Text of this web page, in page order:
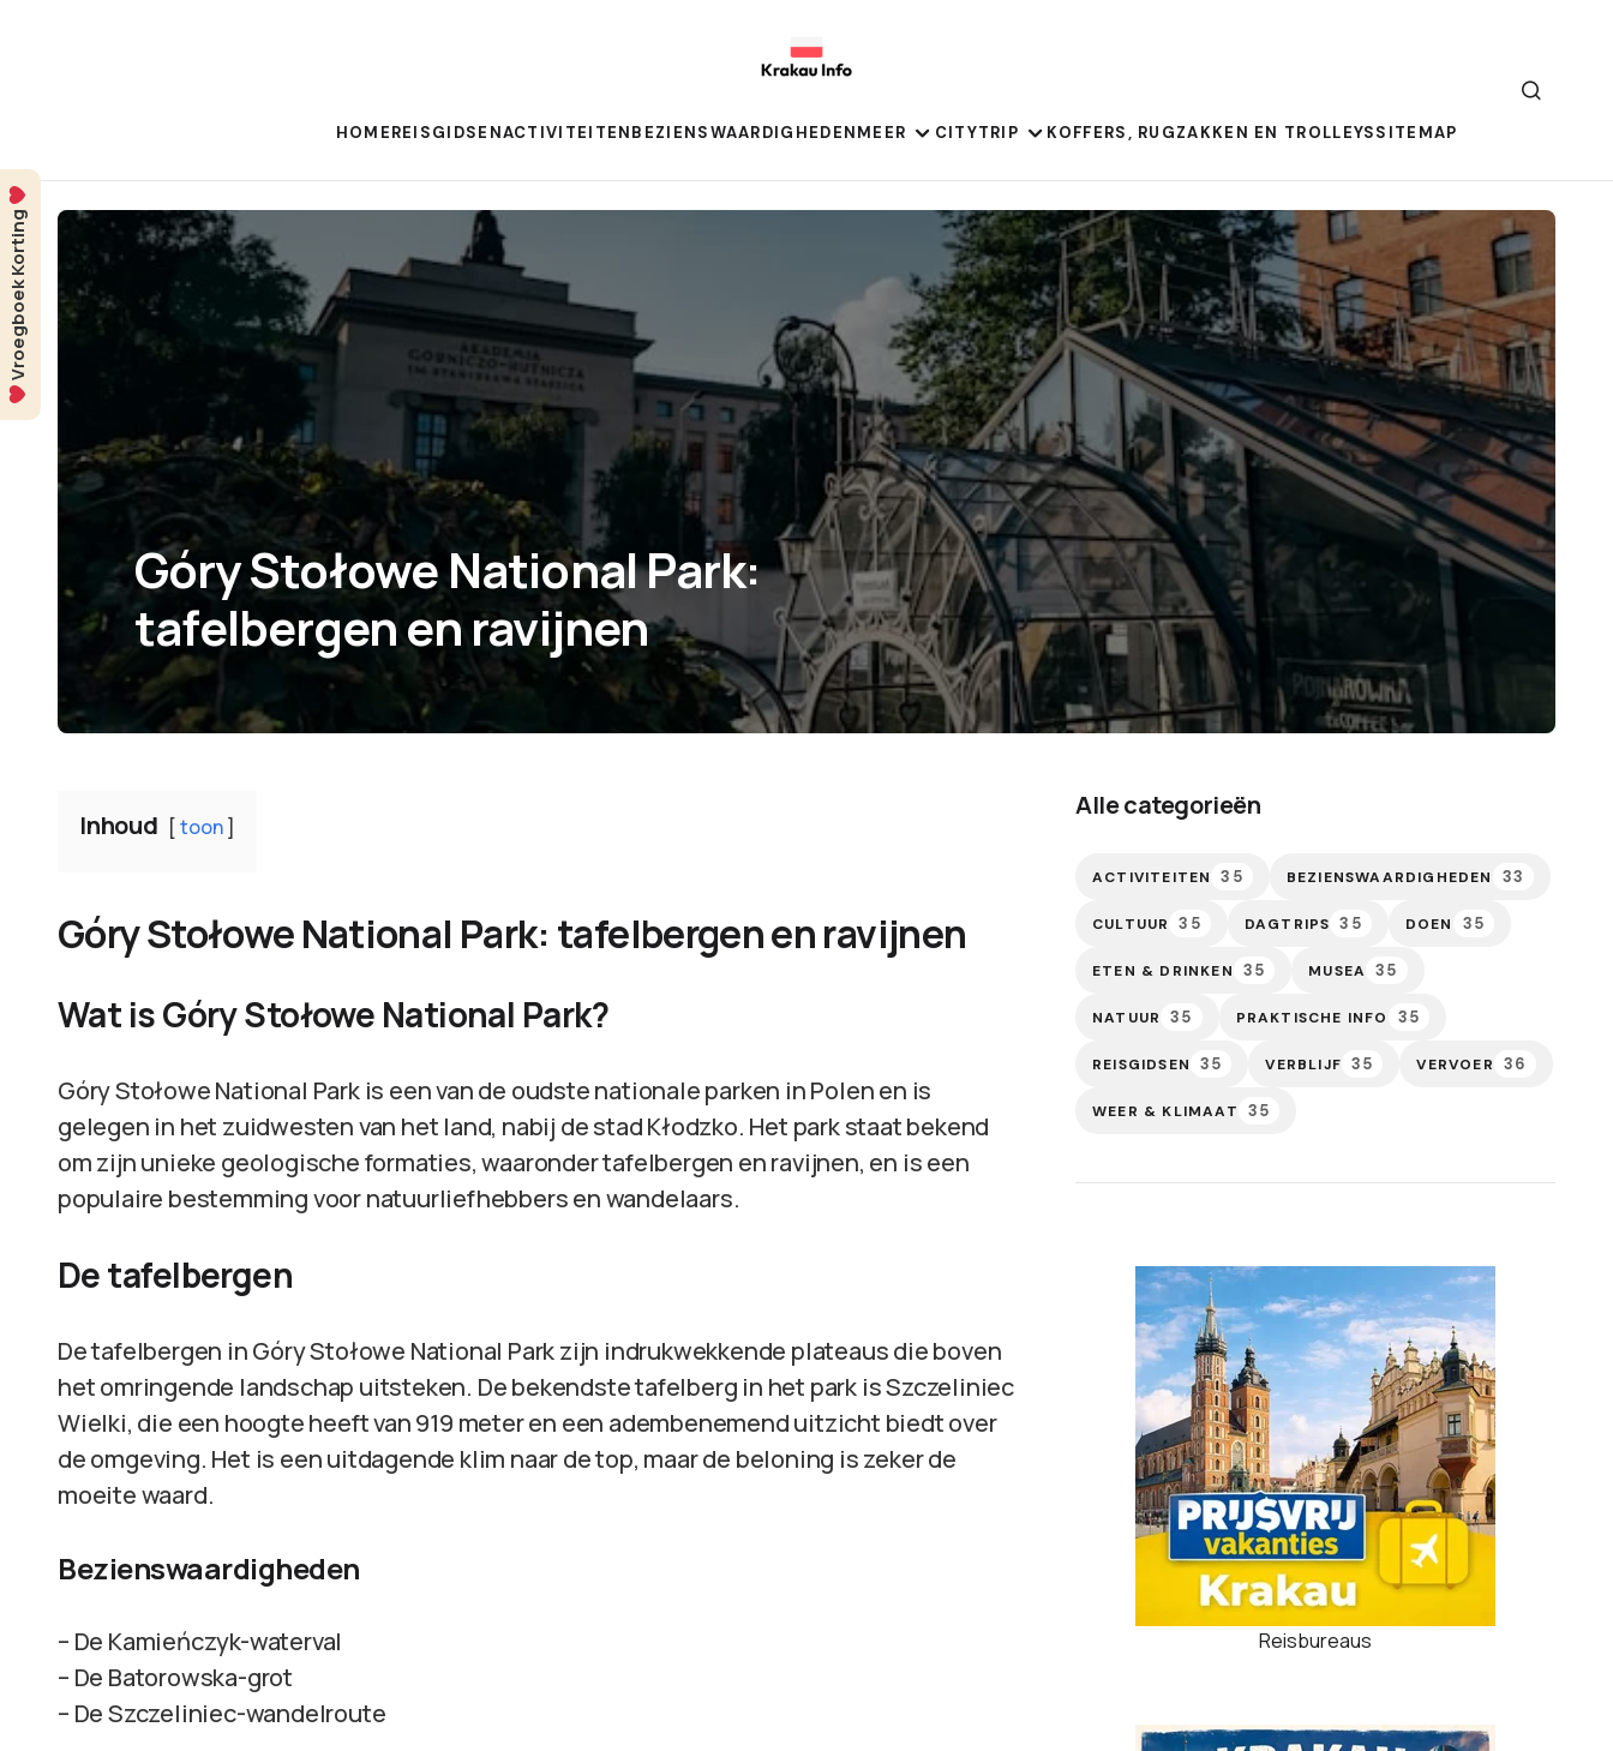
HOMEREISGIDSENACTIVITEITENBEZIENSWAARDIGHEDENMEER CITYTRIP KOFFERS, RUGZAKKEN EN TROLLEYSSITEMAP
Góry Stołowe National Park:
tafelbergen en ravijnen
Inhoud toon
Góry Stołowe National Park: tafelbergen en ravijnen
Wat is Góry Stołowe National Park?
Góry Stołowe National Park is een van de oudste nationale parken in Polen en is
gelegen in het zuidwesten van het land, nabij de stad Kłodzko. Het park staat bekend
om zijn unieke geologische formaties, waaronder tafelbergen en ravijnen, en is een
populaire bestemming voor natuurliefhebbers en wandelaars.
De tafelbergen
De tafelbergen in Góry Stołowe National Park zijn indrukwekkende plateaus die boven
het omringende landschap uitsteken. De bekendste tafelberg in het park is Szczeliniec
Wielki, die een hoogte heeft van 919 meter en een adembenemend uitzicht biedt over
de omgeving. Het is een uitdagende klim naar de top, maar de beloning is zeker de
moeite waard.
Bezienswaardigheden
– De Kamieńczyk-waterval
– De Batorowska-grot
– De Szczeliniec-wandelroute
Alle categorieën
ACTIVITEITEN 35 BEZIENSWAARDIGHEDEN 33
CULTUUR 35 DAGTRIPS 35 DOEN 35
ETEN & DRINKEN 35 MUSEA 35
NATUUR 35 PRAKTISCHE INFO 35
REISGIDSEN 35 VERBLIJF 35 VERVOER 36
WEER & KLIMAAT 35
Reisbureaus
Vroegboek Korting